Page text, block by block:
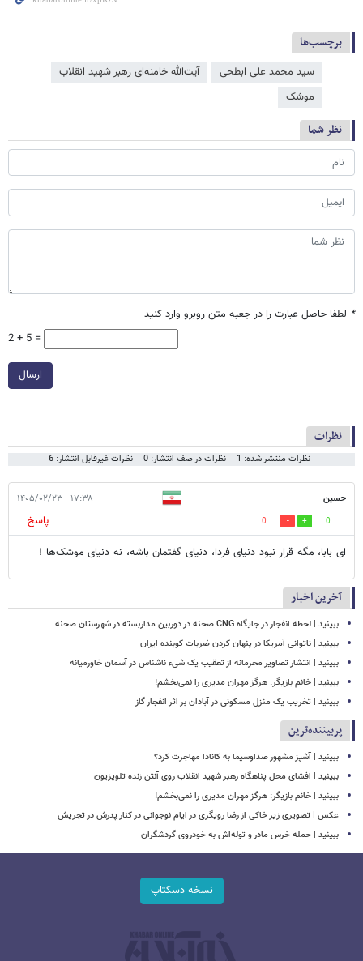
برچسب‌ها
سید محمد علی ابطحی
آیت‌الله خامنه‌ای رهبر شهید انقلاب
موشک
نظر شما
* لطفا حاصل عبارت را در جعبه متن روبرو وارد کنید
2 + 5 =
ارسال
نظرات
نظرات منتشر شده: 1 نظرات در صف انتشار: 0 نظرات غیرقابل انتشار: 6
حسین ۱۷:۳۸ - ۱۴۰۵/۰۲/۲۳
0
0
پاسخ
ای بابا، مگه قرار نبود دنیای فردا، دنیای گفتمان باشه، نه دنیای موشک‌ها !
آخرین اخبار
ببینید | لحظه انفجار در جایگاه CNG صحنه در دوربین مداربسته در شهرستان صحنه
‏ببینید | ناتوانی آمریکا در پنهان کردن ضربات کوبنده ایران
ببینید | انتشار تصاویر محرمانه از تعقیب یک شیء ناشناس در آسمان خاورمیانه
ببینید | خانم بازیگر: هرگز مهران مدیری را نمی‌بخشم!
ببینید | تخریب یک منزل مسکونی در آبادان بر اثر انفجار گاز
پربیننده‌ترین
ببینید | آشپز مشهور صداوسیما به کانادا مهاجرت کرد؟
ببینید | افشای محل پناهگاه‌ رهبر شهید انقلاب روی آنتن زنده تلویزیون
ببینید | خانم بازیگر: هرگز مهران مدیری را نمی‌بخشم!
عکس | تصویری زیر خاکی از رضا رویگری در ایام نوجوانی در کنار پدرش در تجریش
ببینید | حمله خرس مادر و توله‌اش به خودروی گردشگران
نسخه دسکتاپ